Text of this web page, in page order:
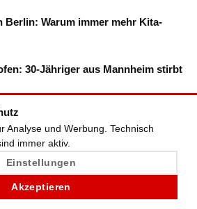
Analyse und Werbung. Technisch
immer aktiv.
Einstellungen
Akzeptieren
Berlin: Warum immer mehr Kita-
30-Jähriger aus Mannheim stirbt
gegen Ryan Mendes: Was zu den